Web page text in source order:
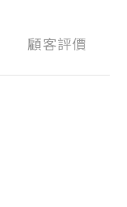
顧客評價